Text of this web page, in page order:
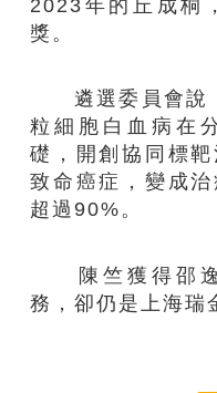
2023年的丘成桐
獎。
遴選委員會說
粒細胞白血病在
礎，開創協同標
致命癌症，變成
超過90%。
陳竺獲得邵逸
務，卻仍是上海瑞